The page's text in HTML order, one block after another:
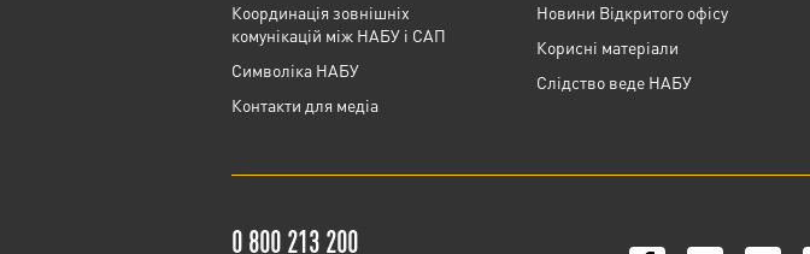
Координація зовнішніх
комунікацій між НАБУ і САП
Cимволіка НАБУ
Контакти для медіа
Новини Відкритого офісу
Корисні матеріали
Слідство веде НАБУ
0 800 213 200